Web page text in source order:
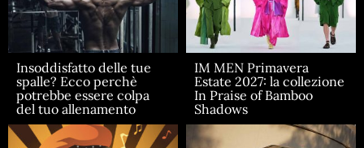
Insoddisfatto delle tue
spalle? Ecco perchè
potrebbe essere colpa
del tuo allenamento
IM MEN Primavera
Estate 2027: la collezione
In Praise of Bamboo
Shadows